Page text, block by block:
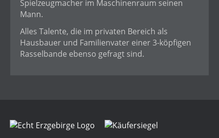
Spielzeugmacher im Maschinenraum seinen
Mann.
Alles Talente, die im privaten Bereich als
Hausbauer und Familienvater einer 3-köpfigen
Rasselbande ebenso gefragt sind.